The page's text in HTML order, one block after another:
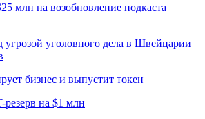
млн на возобновление подкаста
уголовного дела в Швейцарии
бизнес и выпустит токен
резерв на $1 млн